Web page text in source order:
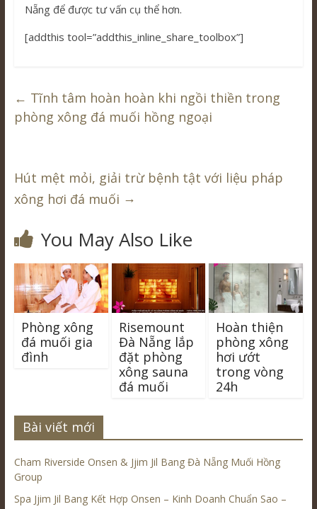
Nẵng để được tư vấn cụ thể hơn.
[addthis tool=”addthis_inline_share_toolbox”]
← Tĩnh tâm hoàn hoàn khi ngồi thiền trong
phòng xông đá muối hồng ngoại
Hút mệt mỏi, giải trừ bệnh tật với liệu pháp
xông hơi đá muối →
You May Also Like
Phòng xông
đá muối gia
đình
Risemount
Đà Nẵng lắp
đặt phòng
xông sauna
đá muối
Hoàn thiện
phòng xông
hơi ướt
trong vòng
24h
Bài viết mới
Cham Riverside Onsen & Jjim Jil Bang Đà Nẵng Muối Hồng
Group
Spa Jjim Jil Bang Kết Hợp Onsen – Kinh Doanh Chuẩn Sao –